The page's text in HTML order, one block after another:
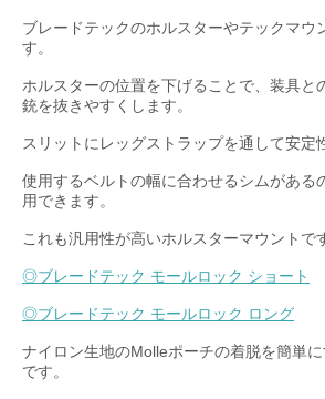
ブレードテックのホルスターやテックマウ
す。
ホルスターの位置を下げることで、装具と
銃を抜きやすくします。
スリットにレッグストラップを通して安定
使用するベルトの幅に合わせるシムがある
用できます。
これも汎用性が高いホルスターマウントで
◎ブレードテック モールロック ショート
◎ブレードテック モールロック ロング
ナイロン生地のMolleポーチの着脱を簡単
です。